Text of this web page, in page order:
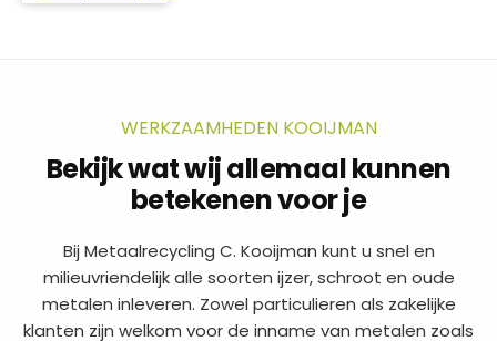
WERKZAAMHEDEN KOOIJMAN
Bekijk wat wij allemaal kunnen
betekenen voor je
Bij Metaalrecycling C. Kooijman kunt u snel en
milieuvriendelijk alle soorten ijzer, schroot en oude
metalen inleveren. Zowel particulieren als zakelijke
klanten zijn welkom voor de inname van metalen zoals